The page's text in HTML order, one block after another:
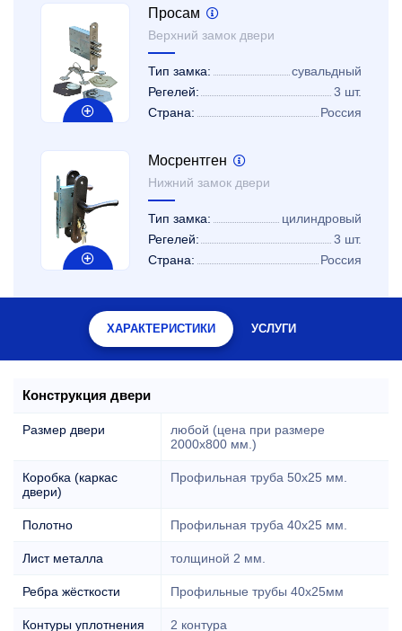
Просам
Верхний замок двери
Тип замка:
сувальдный
Регелей:
3 шт.
Страна:
Россия
Мосрентген
Нижний замок двери
Тип замка:
цилиндровый
Регелей:
3 шт.
Страна:
Россия
ХАРАКТЕРИСТИКИ УСЛУГИ
Конструкция двери
Размер двери
любой (цена при размере
2000x800 мм.)
Коробка (каркас
двери)
Профильная труба 50х25 мм.
Полотно Профильная труба 40х25 мм.
Лист металла толщиной 2 мм.
Ребра жёсткости Профильные трубы 40х25мм
Контуры уплотнения 2 контура